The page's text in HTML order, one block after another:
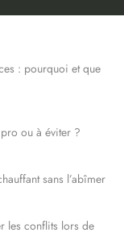
: pourquoi et que
ou à éviter ?
sans l’abîmer
les conflits lors de